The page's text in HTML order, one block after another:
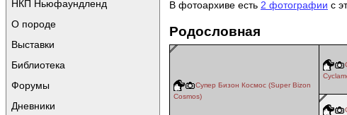
НКП Ньюфаундленд
О породе
Выставки
Библиотека
Форумы
Дневники
В фотоархиве есть 2 фотографии с
Родословная
Супер Бизон Космос (Super Bizon
Cosmos)